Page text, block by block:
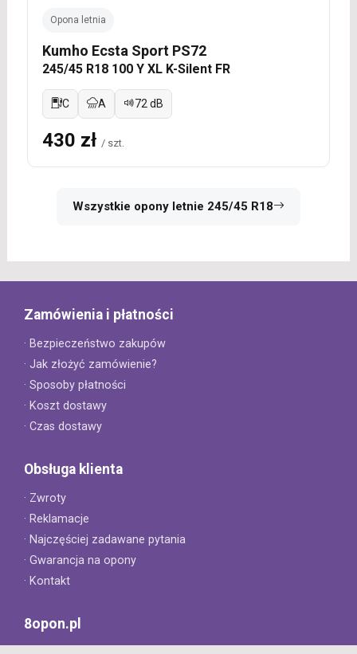
Opona letnia
Kumho Ecsta Sport PS72
245/45 R18 100 Y XL K-Silent FR
C A 72 dB
430 zł / szt.
Wszystkie opony letnie 245/45 R18
Zamówienia i płatności
· Bezpieczeństwo zakupów
· Jak złożyć zamówienie?
· Sposoby płatności
· Koszt dostawy
· Czas dostawy
Obsługa klienta
· Zwroty
· Reklamacje
· Najczęściej zadawane pytania
· Gwarancja na opony
· Kontakt
8opon.pl